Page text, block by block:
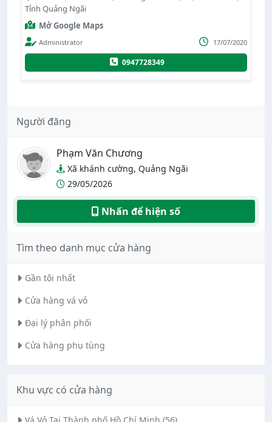
Người đăng
Phạm Văn Chương
Xã khánh cường, Quảng Ngãi
29/05/2026
Nhấn để hiện số
Tìm theo danh mục cửa hàng
Gần tôi nhất
Cửa hàng vá vỏ
Đại lý phân phối
Cửa hàng phụ tùng
Khu vực có cửa hàng